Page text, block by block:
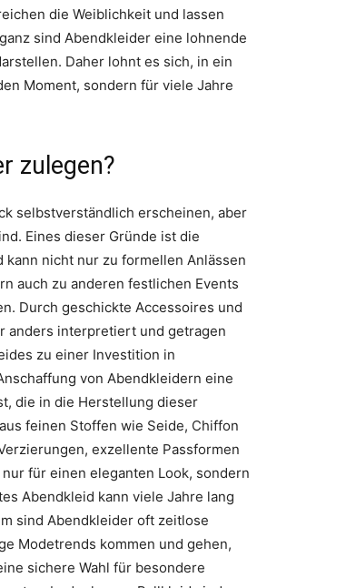
die Weiblichkeit und lassen
sind Abendkleider eine lohnende
Daher lohnt es sich, in ein
Moment, sondern für viele Jahre
zulegen?
selbstverständlich erscheinen, aber
Eines dieser Gründe ist die
nicht nur zu formellen Anlässen
auch zu anderen festlichen Events
Durch geschickte Accessoires und
anders interpretiert und getragen
zu einer Investition in
von Abendkleidern eine
die in die Herstellung dieser
feinen Stoffen wie Seide, Chiffon
exzellente Passformen
für einen eleganten Look, sondern
Abendkleid kann viele Jahre lang
sind Abendkleider oft zeitlose
Modetrends kommen und gehen,
sichere Wahl für besondere